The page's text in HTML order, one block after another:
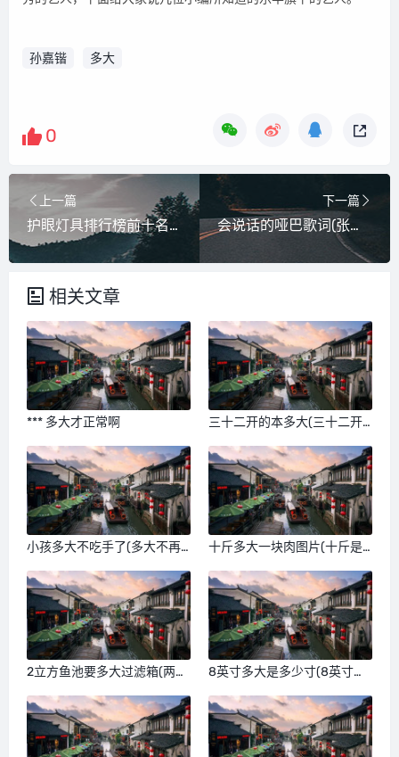
孙嘉锴 多大
0
上一篇
护眼灯具排行榜前十名(护眼灯十大排行)
下一篇
会说话的哑巴歌词(张杰歌词有哑巴的词是什么歌)
相关文章
*** 多大才正常啊
三十二开的本多大(三十二开
小孩多大不吃手了(多大不再
十斤多大一块肉图片(十斤是
2立方鱼池要多大过滤箱(两方
8英寸多大是多少寸(8英寸多